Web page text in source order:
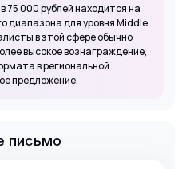
000 рублей находится на
диапазона для уровня Middle
в этой сфере обычно
высокое вознаграждение,
в региональной
предложение.
письмо